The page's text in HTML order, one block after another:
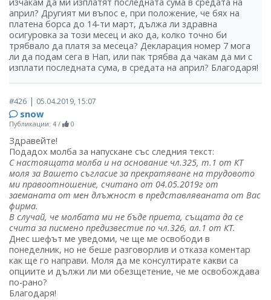
април? Другият ми въпос е, при положение, че бях на
платена борса до 14-ти март, дължа ли здравна
осигуровка за този месец и ако да, колко точно би
трябвало да платя за месеца? Декларация номер 7 мога
ли да подам сега в Нап, или пак трябва да чакам да ми с
изплати последната сума, в средата на април? Благодаря!
#426 | 05.04.2019, 15:07
snow
Публикации: 4 / 0
Здравейте!
Подадох молба за напускане със следния текст:
С настоящата молба и на основание чл.325, т.1 от КТ
моля за Вашето съгласие за прекратяване на трудовото
ми правоотношение, считано от 04.05.2019г от
заеманата от мен длъжност в представляваната от Вас
фирма.
В случай, че молбата ми не бъде приета, същата да се
счита за писмено предизвестие по чл.326, ал.1 от КТ.
Днес шефът ме уведоми, че ще ме освободи в
понеделник, но не беше разговорлив и отказа коментар
как ще го направи. Моля да ме консултирате какви са
опциите и дължи ли ми обезщетение, че ме освобождава
по-рано?
Благодаря!